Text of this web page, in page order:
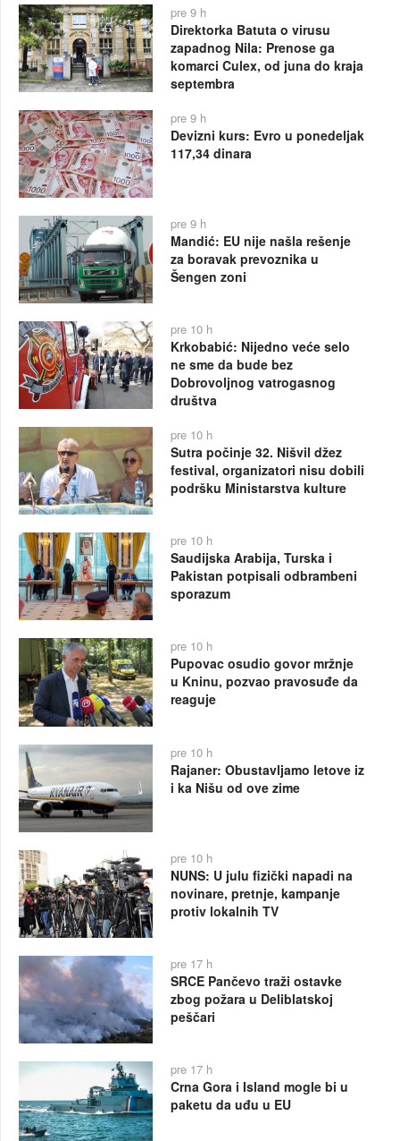
pre 9 h
Direktorka Batuta o virusu
zapadnog Nila: Prenose ga
komarci Culex, od juna do kraja
septembra
pre 9 h
Devizni kurs: Evro u ponedeljak
117,34 dinara
pre 9 h
Mandić: EU nije našla rešenje
za boravak prevoznika u
Šengen zoni
pre 10 h
Krkobabić: Nijedno veće selo
ne sme da bude bez
Dobrovoljnog vatrogasnog
društva
pre 10 h
Sutra počinje 32. Nišvil džez
festival, organizatori nisu dobili
podršku Ministarstva kulture
pre 10 h
Saudijska Arabija, Turska i
Pakistan potpisali odbrambeni
sporazum
pre 10 h
Pupovac osudio govor mržnje
u Kninu, pozvao pravosuđe da
reaguje
pre 10 h
Rajaner: Obustavljamo letove iz
i ka Nišu od ove zime
pre 10 h
NUNS: U julu fizički napadi na
novinare, pretnje, kampanje
protiv lokalnih TV
pre 17 h
SRCE Pančevo traži ostavke
zbog požara u Deliblatskoj
peščari
pre 17 h
Crna Gora i Island mogle bi u
paketu da uđu u EU